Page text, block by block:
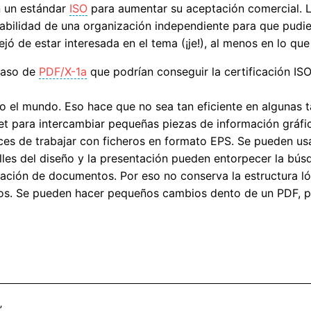
estándar ISO para aumentar su aceptación comercial.
de una organización independiente para que
de estar interesada en el tema (¡je!), al menos en lo
de PDF/X-1a que podrían conseguir la certificación
mundo. Eso hace que no sea tan eficiente en algunas
para intercambiar pequeñas piezas de información
de trabajar con ficheros en formato EPS. Se pueden
del diseño y la presentación pueden entorpecer la
de documentos. Por eso no conserva la estructura
Se pueden hacer pequeños cambios dento de un